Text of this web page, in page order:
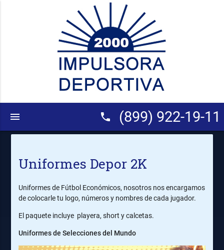
phone (899) 922-19-11
menu
Uniformes Depor 2K
Uniformes de Fútbol Económicos, nosotros nos encargamos
de colocarle tu logo, números y nombres de cada jugador.
El paquete incluye playera, short y calcetas.
Uniformes de Selecciones del Mundo